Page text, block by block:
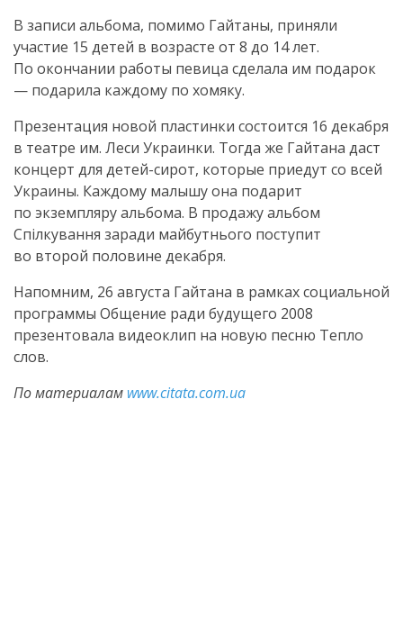
В записи альбома, помимо Гайтаны, приняли
участие 15 детей в возрасте от 8 до 14 лет.
По окончании работы певица сделала им подарок
— подарила каждому по хомяку.
Презентация новой пластинки состоится 16 декабря
в театре им. Леси Украинки. Тогда же Гайтана даст
концерт для детей-сирот, которые приедут со всей
Украины. Каждому малышу она подарит
по экземпляру альбома. В продажу альбом
Спілкування заради майбутнього поступит
во второй половине декабря.
Напомним, 26 августа Гайтана в рамках социальной
программы Общение ради будущего 2008
презентовала видеоклип на новую песню Тепло
слов.
По материалам www.citata.com.ua